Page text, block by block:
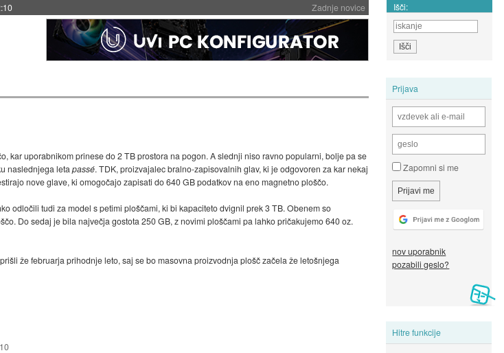
Zadnje novice Išči:
Prijava
Zapomni si me
nov uporabnik
pozabili geslo?
Hitre funkcije
kar uporabnikom prinese do 2 TB prostora na pogon. A slednji niso ravno popularni, bolje pa se
naslednjega leta passé. TDK, proizvajalec bralno-zapisovalnih glav, ki je odgovoren za kar nekaj
nove glave, ki omogočajo zapisati do 640 GB podatkov na eno magnetno ploščo.
odločili tudi za model s petimi ploščami, ki bi kapaciteto dvignil prek 3 TB. Obenem so
Do sedaj je bila največja gostota 250 GB, z novimi ploščami pa lahko pričakujemo 640 oz.
že februarja prihodnje leto, saj se bo masovna proizvodnja plošč začela že letošnjega